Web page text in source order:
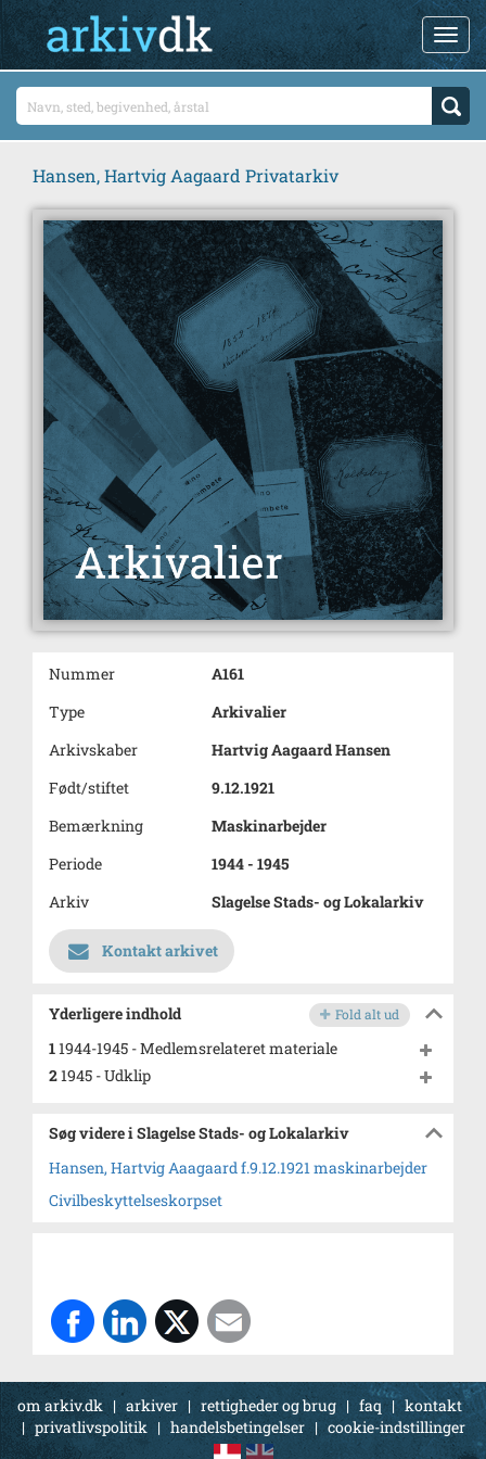
Hansen, Hartvig Aagaard Privatarkiv
Nummer
A161
Type
Arkivalier
Arkivskaber
Hartvig Aagaard Hansen
Født/stiftet
9.12.1921
Bemærkning
Maskinarbejder
Periode
1944 - 1945
Arkiv
Slagelse Stads- og Lokalarkiv
Kontakt arkivet
Yderligere indhold Fold alt ud
11944-1945 - Medlemsrelateret materiale
21945 - Udklip
Søg videre i Slagelse Stads- og Lokalarkiv
Hansen, Hartvig Aaagaard f.9.12.1921 maskinarbejder
Civilbeskyttelseskorpset
om arkiv.dk | arkiver | rettigheder og brug | faq | kontakt
|privatlivspolitik | handelsbetingelser | cookie-indstillinger